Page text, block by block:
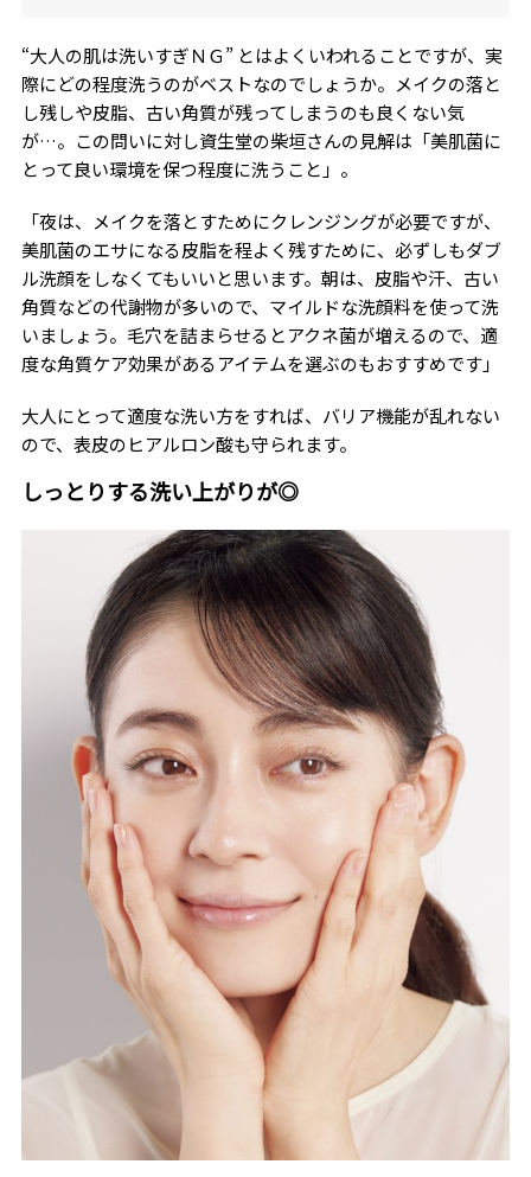
“大人の肌は洗いすぎＮＧ” とはよくいわれることですが、実
際にどの程度洗うのがベストなのでしょうか。メイクの落と
し残しや皮脂、古い角質が残ってしまうのも良くない気
が…。この問いに対し資生堂の柴垣さんの見解は「美肌菌に
とって良い環境を保つ程度に洗うこと」。
「夜は、メイクを落とすためにクレンジングが必要ですが、
美肌菌のエサになる皮脂を程よく残すために、必ずしもダブ
ル洗顔をしなくてもいいと思います。朝は、皮脂や汗、古い
角質などの代謝物が多いので、マイルドな洗顔料を使って洗
いましょう。毛穴を詰まらせるとアクネ菌が増えるので、適
度な角質ケア効果があるアイテムを選ぶのもおすすめです」
大人にとって適度な洗い方をすれば、バリア機能が乱れない
ので、表皮のヒアルロン酸も守られます。
しっとりする洗い上がりが◎